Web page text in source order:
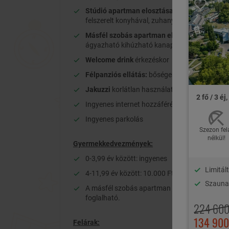
Stúdió apartman elosztása (max. 3 fő):
felszerelt konyhával, zuhanyzóval
Másfél szobás apartman elosztása (max. 4
ágyazható kihúzható kanapéval, felszerelt
Welcome drink érkezéskor
Félpanziós ellátás: bőséges svédasztalos
Jakuzzi korlátlan használata, mely az
Ingyenes internet hozzáférési lehetőség
Ingyenes parkolás
Gyermekkedvezmények:
0-3,99 év között: ingyenes
4-11,99 év között: 10.000 Ft/fő/éj
A másfél szobás apartman legalább egy
foglalható.
Felárak:
2 fő / 3
Szezon
nélkül!
224
134